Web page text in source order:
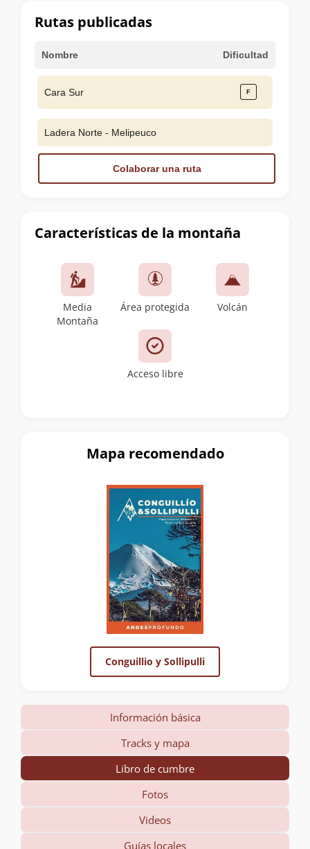
cumbre
Características de la montaña
Media
Montaña
Área protegida Volcán
Acceso libre
Rutas publicadas
Nombre Dificultad
Cara Sur
Ladera Norte - Melipeuco
Colaborar una ruta
Mapa recomendado
Conguillio y Sollipulli
Información básica
Tracks y mapa
Libro de cumbre
Fotos
Videos
Guías locales